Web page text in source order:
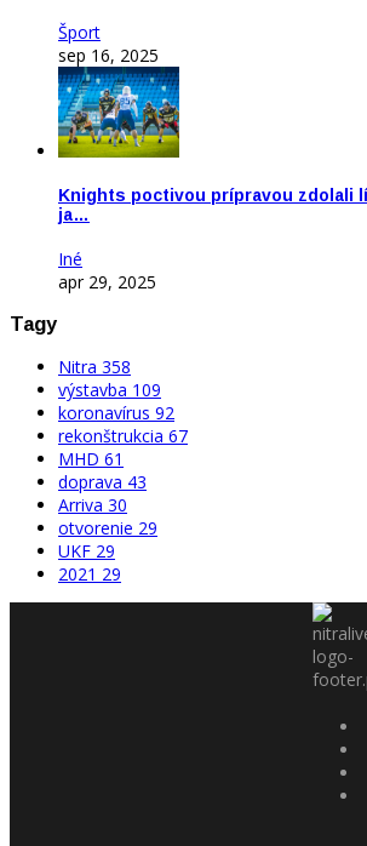
Šport
sep 16, 2025
Knights poctivou prípravou zdolali
ja…
Iné
apr 29, 2025
Tagy
Nitra 358
výstavba 109
koronavírus 92
rekonštrukcia 67
MHD 61
doprava 43
Arriva 30
otvorenie 29
UKF 29
2021 29